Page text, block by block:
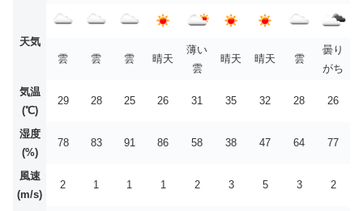
天気
雲
雲 雲 晴天
薄い
雲
晴天 晴天 雲
曇り
がち
気温
(℃)
29 28 25 26 31 35 32 28 26
湿度
(%)
78 83 91 86 58 38 47 64 77
風速
(m/s)
2 1 1 1 2 3 5 3 2